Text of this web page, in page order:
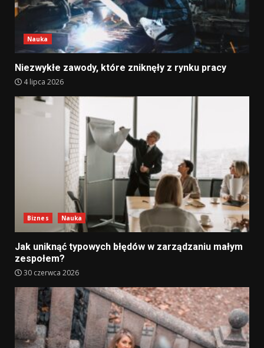
Nauka
Niezwykłe zawody, które zniknęły z rynku pracy
4 lipca 2026
Biznes Nauka
Jak uniknąć typowych błędów w zarządzaniu małym
zespołem?
30 czerwca 2026